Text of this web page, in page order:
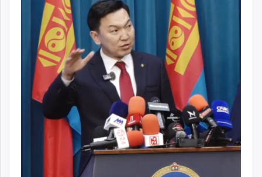
ikon.mn
mnb.mn
Livetv.mn
Eguur.mn
24tsag.mn
shuud.mn
eagle.mn